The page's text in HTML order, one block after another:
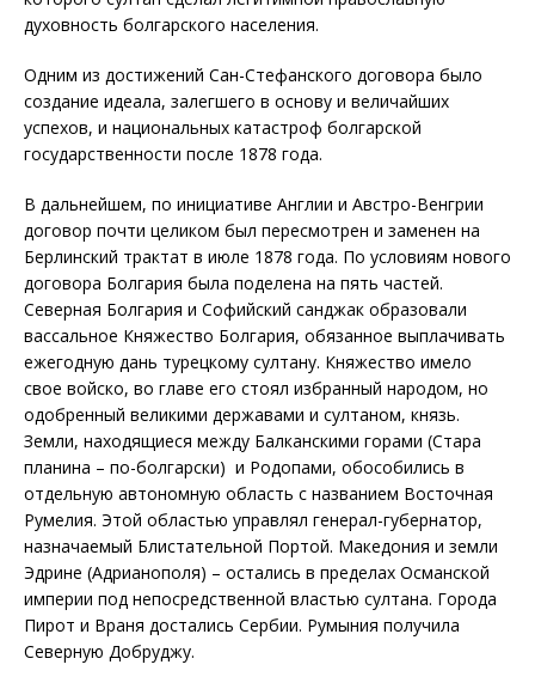
духовность болгарского населения.
Одним из достижений Сан-Стефанского договора было
создание идеала, залегшего в основу и величайших
успехов, и национальных катастроф болгарской
государственности после 1878 года.
В дальнейшем, по инициативе Англии и Австро-Венгрии
договор почти целиком был пересмотрен и заменен на
Берлинский трактат в июле 1878 года. По условиям нового
договора Болгария была поделена на пять частей.
Северная Болгария и Софийский санджак образовали
вассальное Княжество Болгария, обязанное выплачивать
ежегодную дань турецкому султану. Княжество имело
свое войско, во главе его стоял избранный народом, но
одобренный великими державами и султаном, князь.
Земли, находящиеся между Балканскими горами (Стара
планина – по-болгарски) и Родопами, обособились в
отдельную автономную область с названием Восточная
Румелия. Этой областью управлял генерал-губернатор,
назначаемый Блистательной Портой. Македония и земли
Эдрине (Адрианополя) – остались в пределах Османской
империи под непосредственной властью султана. Города
Пирот и Враня достались Сербии. Румыния получила
Северную Добруджу.